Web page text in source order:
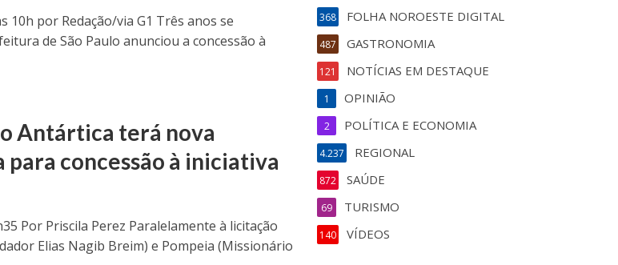
10h por Redação/via G1 Três anos se
de São Paulo anunciou a concessão à
Antártica terá nova
concessão à iniciativa
Por Priscila Perez Paralelamente à licitação
Elias Nagib Breim) e Pompeia (Missionário
FOLHA NOROESTE DIGITAL
368
GASTRONOMIA
487
NOTÍCIAS EM DESTAQUE
121
OPINIÃO
1
POLÍTICA E ECONOMIA
2
REGIONAL
4.237
SAÚDE
872
TURISMO
69
VÍDEOS
140